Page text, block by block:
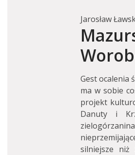
Jarosław
Gest ocalenia
ma w sobie
projekt
Danuty i
silniejsze niż